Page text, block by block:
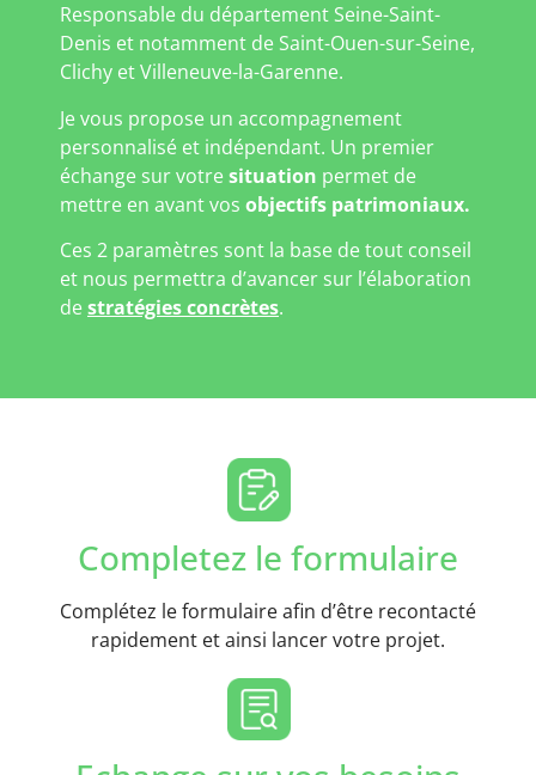
Responsable du département Seine-Saint-
Denis et notamment de Saint-Ouen-sur-Seine,
Clichy et Villeneuve-la-Garenne.
Je vous propose un accompagnement
personnalisé et indépendant. Un premier
échange sur votresituation permet de
mettre en avant vos objectifs patrimoniaux.
Ces 2 paramètres sont la base de tout conseil
et nous permettra d’avancer sur l’élaboration
destratégies concrètes.
Completez le formulaire
Complétez le formulaire afin d’être recontacté
rapidement et ainsi lancer votre projet.